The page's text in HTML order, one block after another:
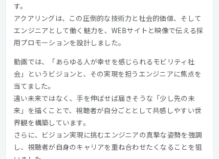
す。
アクアリングは、この圧倒的な技術力と社会的価値、そして
エンジニアとして働く魅力を、WEBサイトと映像で伝える採
用プロモーションを設計しました。
動画では、「あらゆる人が幸せを感じられるモビリティ社
会」というビジョンと、その実現を担うエンジニアに焦点を
当てました。
遠い未来ではなく、手を伸ばせば届きそうな「少し先の未
来」を描くことで、視聴者が自分ごととして共感しやすい世
界観を構築しています。
さらに、ビジョン実現に挑むエンジニアの真摯な姿勢を強調
し、視聴者が自身のキャリアを重ね合わせたくなることを狙